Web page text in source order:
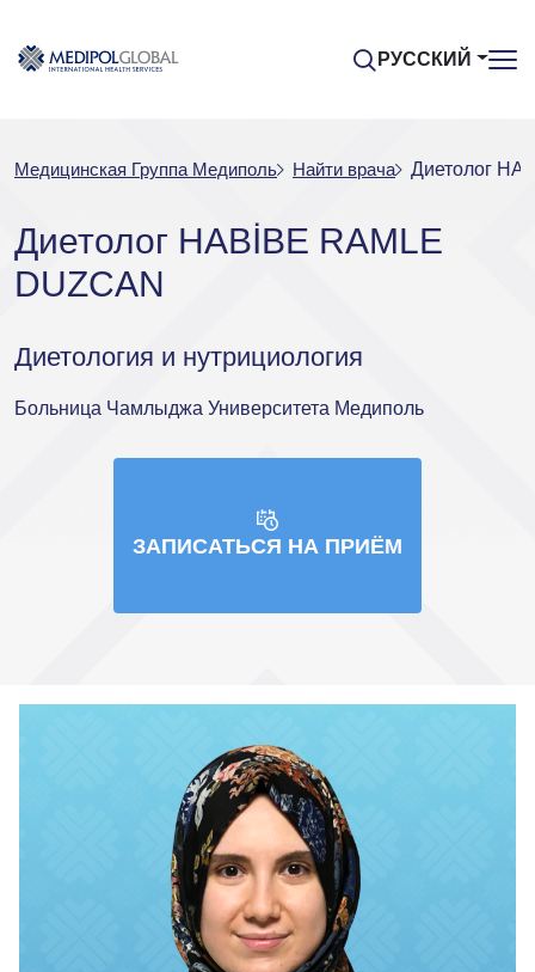
РУССКИЙ
Медицинская Группа Медиполь Найти врача Диетолог
Диетолог HABİBE RAMLE
DUZCAN
Диетология и нутрициология
Больница Чамлыджа Университета Медиполь
ЗАПИСАТЬСЯ НА ПРИЁМ